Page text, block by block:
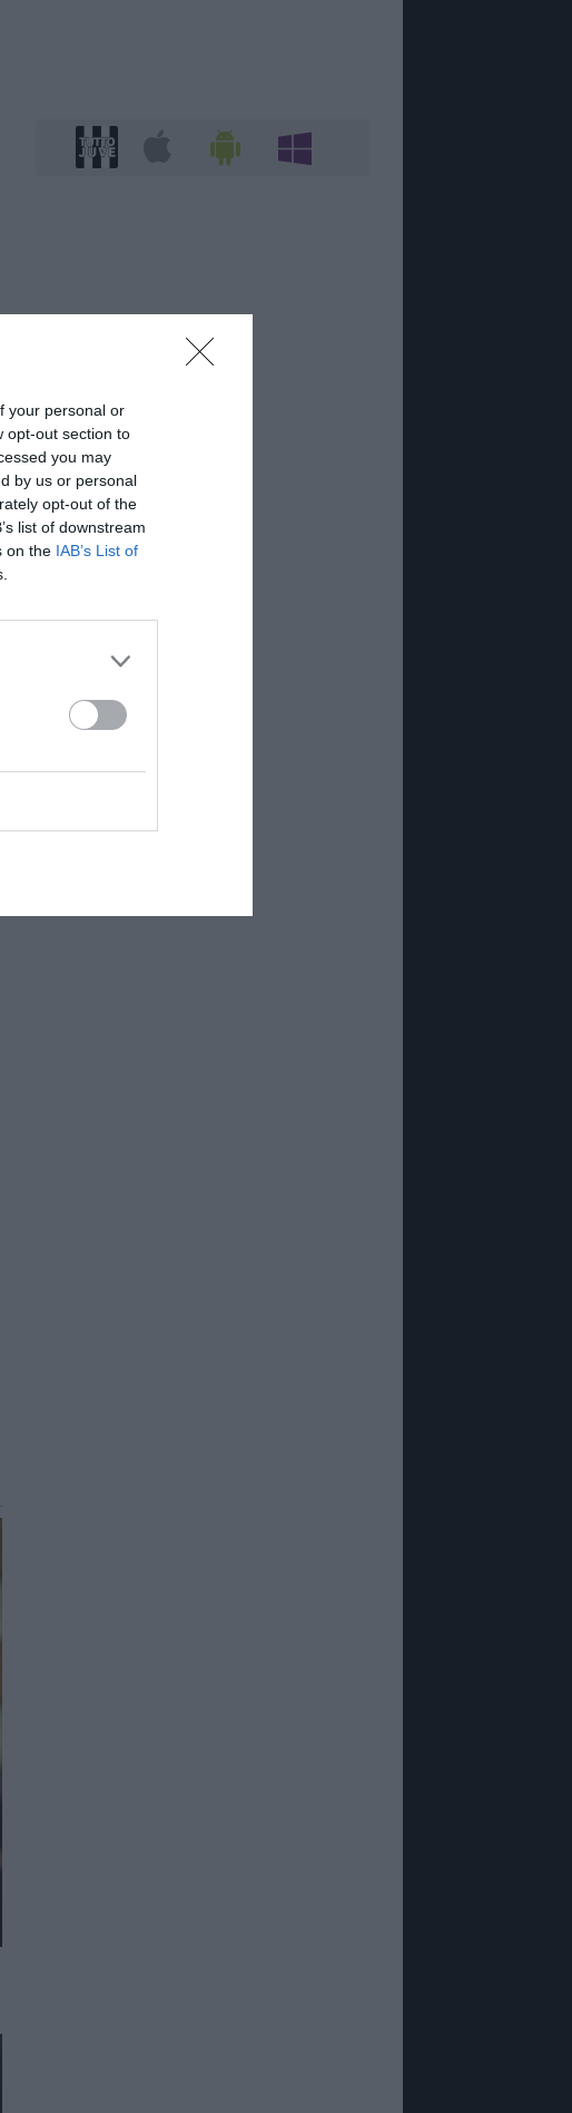
your personal or
opt-out section to
you may
by us or personal
opt-out of the
list of downstream
on the IAB’s List of